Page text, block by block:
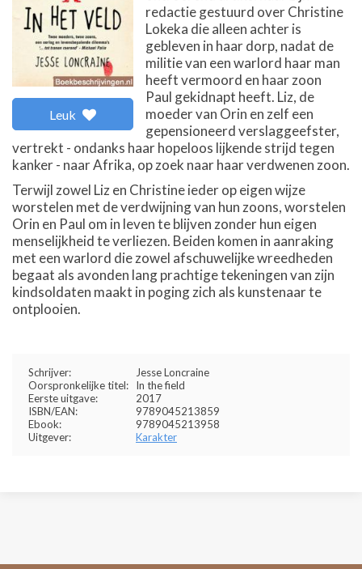
Leuk
redactie gestuurd over Christine
Lokeka die alleen achter is
gebleven in haar dorp, nadat de
militie van een warlord haar man
heeft vermoord en haar zoon
Paul gekidnapt heeft. Liz, de
moeder van Orin en zelf een
gepensioneerd verslaggeefster,
vertrekt - ondanks haar hopeloos lijkende strijd tegen
kanker - naar Afrika, op zoek naar haar verdwenen zoon.
Terwijl zowel Liz en Christine ieder op eigen wijze
worstelen met de verdwijning van hun zoons, worstelen
Orin en Paul om in leven te blijven zonder hun eigen
menselijkheid te verliezen. Beiden komen in aanraking
met een warlord die zowel afschuwelijke wreedheden
begaat als avonden lang prachtige tekeningen van zijn
kindsoldaten maakt in poging zich als kunstenaar te
ontplooien.
Schrijver:
Jesse Loncraine
Oorspronkelijke titel:
In the field
Eerste uitgave:
2017
ISBN/EAN:
9789045213859
Ebook:
9789045213958
Uitgever:
Karakter